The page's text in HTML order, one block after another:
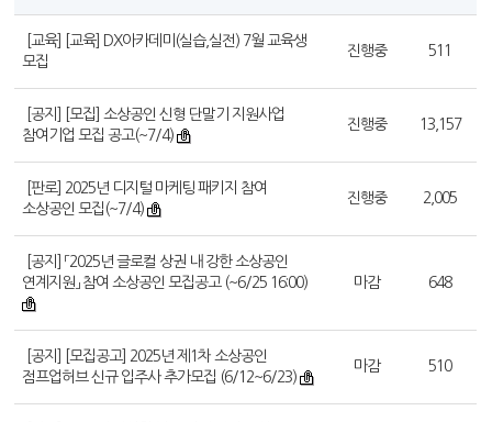
[교육] [교육] DX아카데미(실습,실전) 7월 교육생
모집
진행중 511
[공지] [모집] 소상공인 신형 단말기 지원사업
참여기업 모집 공고(~7/4)
진행중 13,157
[판로] 2025년 디지털 마케팅 패키지 참여
소상공인 모집(~7/4)
진행중 2,005
[공지] 「2025년 글로컬 상권 내 강한 소상공인
연계지원」 참여 소상공인 모집공고 (~6/25 16:00)
마감 648
[공지] [모집공고] 2025년 제1차 소상공인
점프업허브 신규 입주사 추가모집 (6/12~6/23)
마감 510